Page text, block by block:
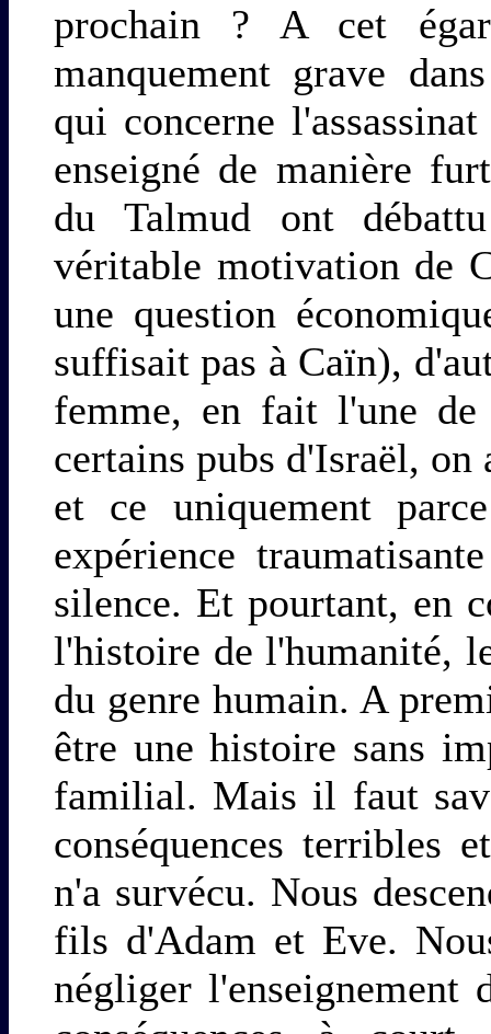
prochain ? A cet
manquement grave
qui concerne
enseigné de manière
du Talmud ont
véritable motivation de
une question
suffisait pas à Caïn),
femme, en fait l'une de
certains pubs d'Israël, on
et ce uniquement
expérience
silence. Et pourtant, en
l'histoire de l'humanité,
du genre humain. A
être une histoire sans
familial. Mais il faut
conséquences terribles
n'a survécu. Nous
fils d'Adam et Eve.
négliger